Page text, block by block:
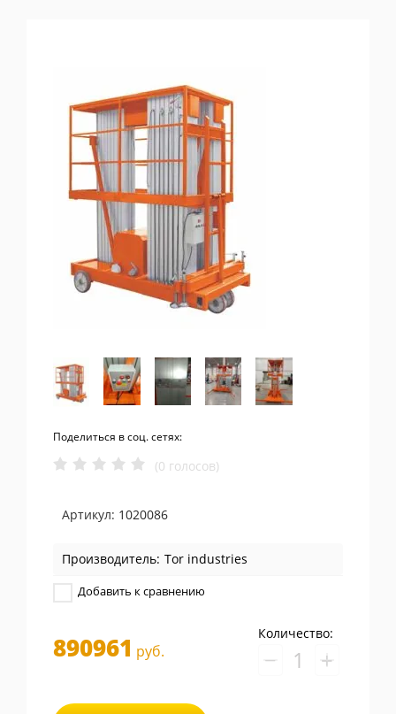
Поделиться в соц. сетях:
(0 голосов)
Артикул: 1020086
Производитель: Tor industries
Добавить к сравнению
890961 руб.
Количество:
− +